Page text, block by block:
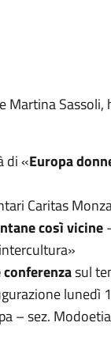
Martina Sassoli,
di «Europa
Caritas
così vicine
sul
lunedì
– sez. Modoetia